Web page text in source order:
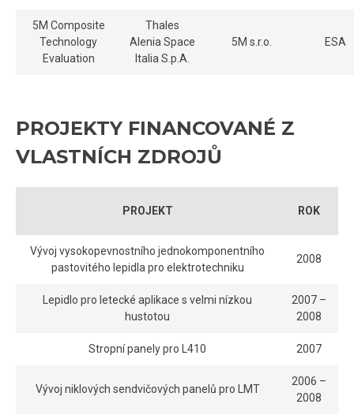
5M Composite
Technology
Evaluation
Thales
Alenia Space
Italia S.p.A.
5M s.r.o. ESA
PROJEKTY FINANCOVANÉ Z
VLASTNÍCH ZDROJŮ
PROJEKT ROK
Vývoj vysokopevnostního jednokomponentního
pastovitého lepidla pro elektrotechniku
2008
Lepidlo pro letecké aplikace s velmi nízkou
hustotou
2007 –
2008
Stropní panely pro L410 2007
Vývoj niklových sendvičových panelů pro LMT
2006 –
2008